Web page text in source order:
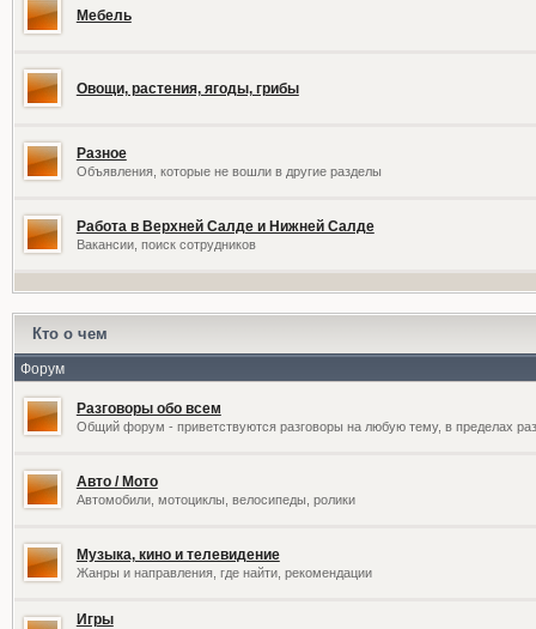
Мебель
Овощи, растения, ягоды, грибы
Разное
Объявления, которые не вошли в другие разделы
Работа в Верхней Салде и Нижней Салде
Вакансии, поиск сотрудников
Кто о чем
Форум
Разговоры обо всем
Общий форум - приветствуются разговоры на любую тему, в пределах
Авто / Мото
Автомобили, мотоциклы, велосипеды, ролики
Музыка, кино и телевидение
Жанры и направления, где найти, рекомендации
Игры